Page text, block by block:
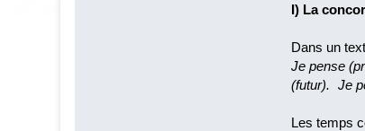
I) La
Dans un
Je pense
(futur). Je
Les temps